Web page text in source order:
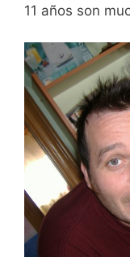
11 años son